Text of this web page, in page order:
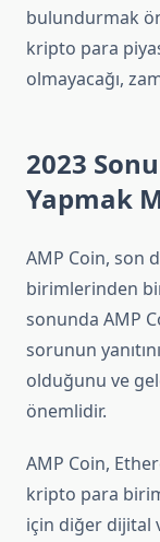
bulundurmak
kripto para
olmayacağı,
2023
Yapmak
AMP Coin, son
birimlerinden
sonunda AMP
sorunun
olduğunu ve
önemlidir.
AMP Coin,
kripto para
için diğer dijital